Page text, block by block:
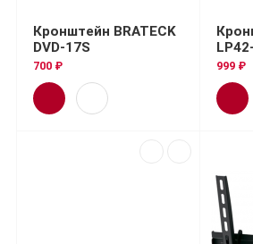
Кронштейн BRATECK
DVD-17S
700 ₽ 999 ₽